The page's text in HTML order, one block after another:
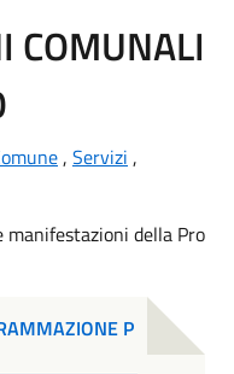
COMUNALI
, Servizi ,
della Pro
P